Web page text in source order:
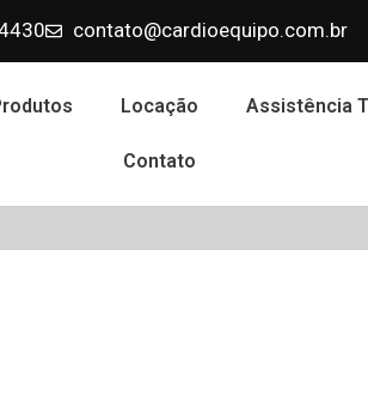
contato@cardioequipo.com.br
Locação Assistência
Contato